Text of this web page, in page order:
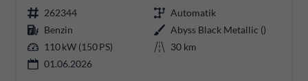
262344
Automatik
Benzin
Abyss Black Metallic ()
110 kW (150 PS)
30 km
01.06.2026